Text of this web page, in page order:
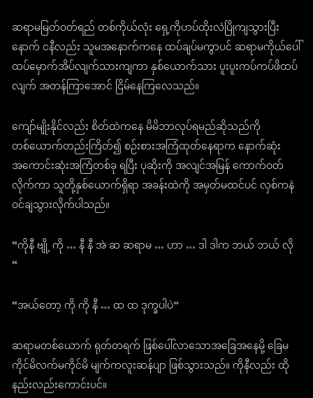
ဆရာမမြတ်ဝတ်ရည် တစ်ကိုယ်လုံး ရှေ့ကိုဟပ်ထိုးလဲပြိုကျသွားပြီး
နောက် ငနီလည်း သူမအနောက်ကနေ ထပ်ချပ်မကွာပင် ဆရာမကိုယ်ပေါ်
ထပ်မှောက်အိပ်လျက်သားကျကာ နှစ်ယောက်သား ပူးပူးကပ်ကပ်ဖိထပ်
လျက် အတန်ကြာအောင် ငြိမ်နေကြလေသည်။
ကျော်မျိုးနိုင်လည်း စိတ်ထဲကနေ မိမိဘာလုပ်ရမည်ဆိုသည်ကို
တစ်ယောက်တည်းကြိတ်၍ စဉ်းစားအကြံထုတ်နေရာက နောက်ဆုံး
အကောင်းဆုံးအကြံတစ်ခု ရပြီး ပုဆိုးကို အလျင်အမြန် ကောက်ဝတ်
လိုက်ကာ သူတို့နှစ်ယောက်ရှိရာ အခန်းထဲကို အမှတ်မထင်ပင် လှစ်ကနဲ
ဝင်ချသွားလိုက်ပါသည်။
“ကိုနီ ဗျို့ ကို … နီ နီ အဲ ဆ ဆရာမ … ဟာ … ဒါ ဒါက ဘယ် ဘယ် လို
“
“အယ်တော့ ကို ကို နီ … ထ ထ ဒုက္ခပါပဲ”
ဆရာမတစ်ယောက် ရုတ်တရက် ဖြစ်ပေါ်လာသောအခြေအနေမို့ ခြေမ
ကိုင်မိလက်မကိုင်မိ မျက်ကလူးဆန်ပျာ ဖြစ်သွားသည်။ ကိုနီလည်း ထို
နည်းလည်းကောင်းပင်။